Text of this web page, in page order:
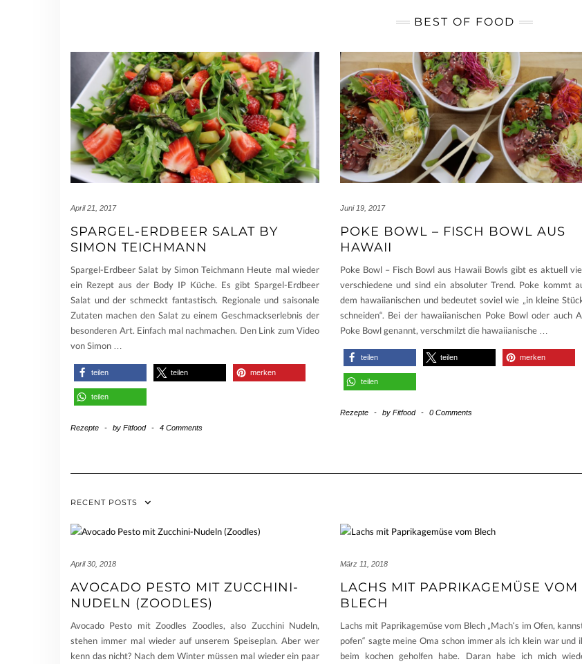
BEST OF FOOD
April 21, 2017
SPARGEL-ERDBEER SALAT BY
SIMON TEICHMANN
Spargel-Erdbeer Salat by Simon Teichmann Heute mal wieder
ein Rezept aus der Body IP Küche. Es gibt Spargel-Erdbeer
Salat und der schmeckt fantastisch. Regionale und saisonale
Zutaten machen den Salat zu einem Geschmackserlebnis der
besonderen Art. Einfach mal nachmachen. Den Link zum Video
von Simon
teilen teilen merken
teilen
Rezepte - by Fitfood - 4 Comments
Juni 19, 2017
POKE BOWL – FISCH BOWL AUS
HAWAII
Poke Bowl – Fisch Bowl aus Hawaii Bowls gibt es aktuell
verschiedene und sind ein absoluter Trend. Poke kommt
dem hawaiianischen und bedeutet soviel wie „in kleine
schneiden“. Bei der hawaiianischen Poke Bowl oder auch
Poke Bowl genannt, verschmilzt die hawaiianische
teilen teilen merken
teilen
Rezepte - by Fitfood - 0 Comments
RECENT POSTS
April 30, 2018
AVOCADO PESTO MIT ZUCCHINI-
NUDELN (ZOODLES)
Avocado Pesto mit Zoodles Zoodles, also Zucchini Nudeln,
stehen immer mal wieder auf unserem Speiseplan. Aber wer
kenn das nicht? Nach dem Winter müssen mal wieder ein paar
März 11, 2018
LACHS MIT PAPRIKAGEMÜSE VOM
BLECH
Lachs mit Paprikagemüse vom Blech „Mach‘s im Ofen,
pofen“ sagte meine Oma schon immer als ich klein war und
beim kochen geholfen habe. Daran habe ich mich